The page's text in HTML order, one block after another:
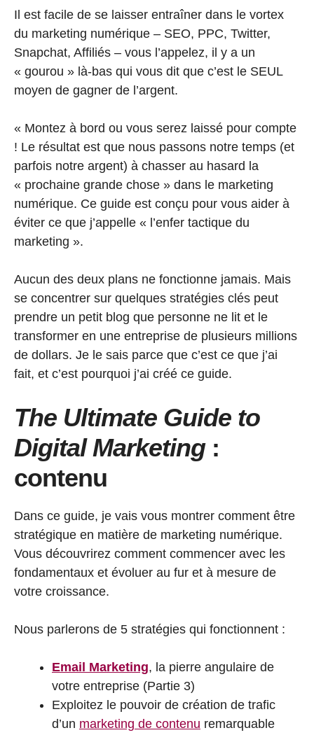
Il est facile de se laisser entraîner dans le vortex
du marketing numérique – SEO, PPC, Twitter,
Snapchat, Affiliés – vous l’appelez, il y a un
« gourou » là-bas qui vous dit que c’est le SEUL
moyen de gagner de l’argent.
« Montez à bord ou vous serez laissé pour compte
! Le résultat est que nous passons notre temps (et
parfois notre argent) à chasser au hasard la
« prochaine grande chose » dans le marketing
numérique. Ce guide est conçu pour vous aider à
éviter ce que j’appelle « l’enfer tactique du
marketing ».
Aucun des deux plans ne fonctionne jamais. Mais
se concentrer sur quelques stratégies clés peut
prendre un petit blog que personne ne lit et le
transformer en une entreprise de plusieurs millions
de dollars. Je le sais parce que c’est ce que j’ai
fait, et c’est pourquoi j’ai créé ce guide.
The Ultimate Guide to
Digital Marketing:
contenu
Dans ce guide, je vais vous montrer comment être
stratégique en matière de marketing numérique.
Vous découvrirez comment commencer avec les
fondamentaux et évoluer au fur et à mesure de
votre croissance.
Nous parlerons de 5 stratégies qui fonctionnent :
Email Marketing, la pierre angulaire de
votre entreprise (Partie 3)
Exploitez le pouvoir de création de trafic
d’un marketing de contenu remarquable